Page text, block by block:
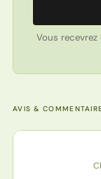
Vous
AVIS &
Note de la